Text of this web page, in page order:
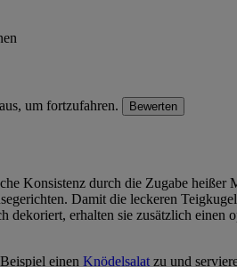
um fortzufahren. Bewerten
Konsistenz durch die Zugabe
Damit die leckeren
erhalten sie zusätzlich einen
einen Knödelsalat zu und